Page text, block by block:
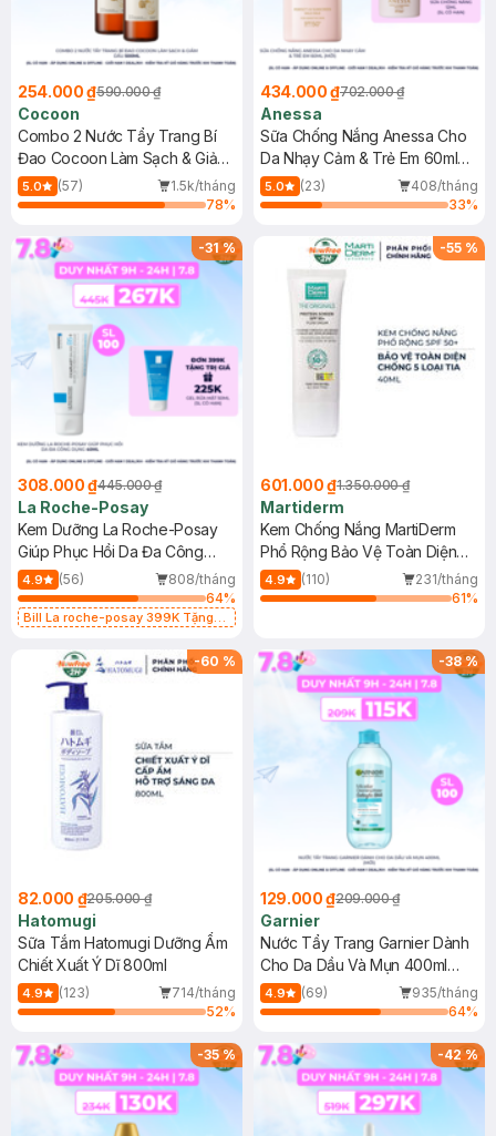
254.000 ₫590.000 ₫
Cocoon
Combo 2 Nước Tẩy Trang Bí
Đao Cocoon Làm Sạch & Giảm
Dầu 500ml
5.0 (57)
1.5k/tháng
78%
434.000 ₫702.000 ₫
Anessa
Sữa Chống Nắng Anessa Cho
Da Nhạy Cảm & Trẻ Em 60ml
(Mới)
5.0 (23)
408/tháng
33%
-31%
308.000 ₫445.000 ₫
La Roche-Posay
Kem Dưỡng La Roche-Posay
Giúp Phục Hồi Da Đa Công
Dụng 40ml
4.9 (56)
808/tháng
64%
Bill La roche-posay 399K Tặng
(SL có hạn)
-55 %
601.000 ₫1.350.000 ₫
Martiderm
Kem Chống Nắng MartiDerm
Phổ Rộng Bảo Vệ Toàn Diện
40ml
4.9 (110)
231/tháng
61%
-60 %
82.000 ₫205.000 ₫
Hatomugi
Sữa Tắm Hatomugi Dưỡng Ẩm
Chiết Xuất Ý Dĩ 800ml
4.9 (123)
714/tháng
52%
-38%
129.000 ₫209.000 ₫
Garnier
Nước Tẩy Trang Garnier Dành
Cho Da Dầu Và Mụn 400ml
(Mới)
4.9 (69)
935/tháng
64%
-35% -42%